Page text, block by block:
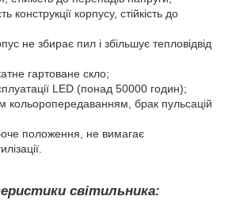
конструкції корпусу, стійкість до
не збирає пил і збільшує тепловідвід
гартоване скло;
LED (понад 50000 годин);
кольоропередаванням, брак пульсацій
положення, не вимагає
світильника: